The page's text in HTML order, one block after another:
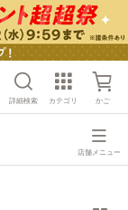
詳細検索 カテゴリ かご
店舗メニュー